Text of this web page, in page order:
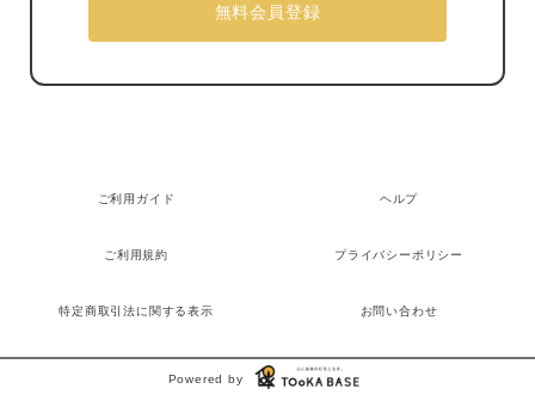
ご利用ガイド ヘルプ
ご利用規約 プライバシーポリシー
特定商取引法に関する表示 お問い合わせ
Powered by